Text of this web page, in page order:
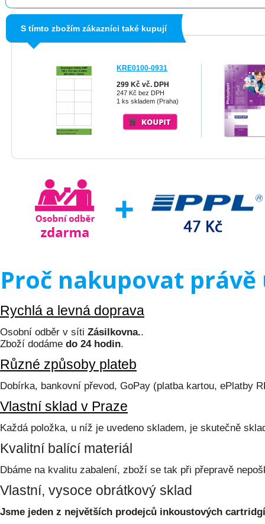
S tímto zbožím zákazníci také kupují
KRE0100-0931
299 Kč vč. DPH
247 Kč bez DPH
1 ks skladem (Praha)
Proč nakupovat právě
Rychlá a levná doprava
Osobní odběr v síti Zásilkovna..
Zboží dodáme do 24 hodin.
Různé způsoby plateb
Dobírka, bankovní převod, GoPay (platba kartou, ePlatby
Vlastní sklad v Praze
Každá položka, u níž je uvedeno skladem, je skutečně
Kvalitní balící materiál
Dbáme na kvalitu zabalení, zboží se tak při přepravě
Vlastní, vysoce obrátkový sklad
Jsme jeden z největších prodejců inkoustových